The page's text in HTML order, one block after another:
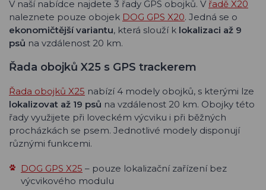
V naší nabídce najdete 3 řady GPS obojků. V řadě X20
naleznete pouze obojek DOG GPS X20. Jedná se o
ekonomičtější variantu, která slouží k lokalizaci až 9
psů na vzdálenost 20 km.
Řada obojků X25 s GPS trackerem
Řada obojků X25 nabízí 4 modely obojků, s kterými lze
lokalizovat až 19 psů na vzdálenost 20 km. Obojky této
řady využijete při loveckém výcviku i při běžných
procházkách se psem. Jednotlivé modely disponují
různými funkcemi.
DOG GPS X25 – pouze lokalizační zařízení bez
výcvikového modulu